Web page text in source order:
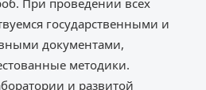
При проведении всех
государственными и
документами,
методики.
и развитой